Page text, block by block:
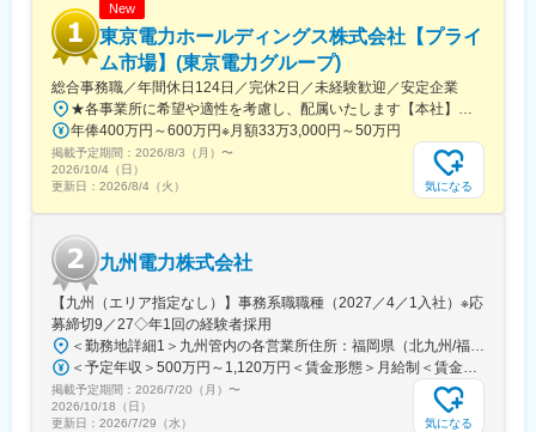
New
東京電力ホールディングス株式会社【プライ
ム市場】(東京電力グループ)
総合事務職／年間休日124日／完休2日／未経験歓迎／安定企業
★各事業所に希望や適性を考慮し、配属いたします【本社】東京都千代田区内幸町1丁目1番3号※屋内原則禁煙（喫煙専用室設置あり）
年俸400万円～600万円※月額33万3,000円～50万円
掲載予定期間： 2026/8/3（月） 〜
2026/10/4（日）
更新日： 2026/8/4（火） 気になる
九州電力株式会社
【九州（エリア指定なし）】事務系職職種（2027／4／1入社）※応
募締切9／27◇年1回の経験者採用
＜勤務地詳細1＞九州管内の各営業所住所：福岡県（北九州/福岡地区）、佐賀県、長崎県、大分県、熊本県、宮崎県、鹿児島県 受動喫煙対策：屋内全面禁煙＜勤務地詳細2＞東京支社住所：東京都千代田区有楽町１-７-１ 有楽町電気ビルヂング北館７階勤務地最寄駅：京浜東北線／有楽町駅受動喫煙対策：屋内全面禁煙変更の範囲：会社の定める事業所（リモートワーク含む）
＜予定年収＞500万円～1,120万円＜賃金形態＞月給制＜賃金内訳＞月額（基本給）：200,000円～450,000円＜月給＞200,000円～450,000円＜昇給有無＞有＜残業手当＞有＜給与補足＞■賞与：年２回（6月、12月）、昇進：能力主義に基づく昇進管理※モデル年収（前年度実績に基づいて算出（時間外20時間程度/月 想定、賞与込み、扶養手当、その他手当含まず））：・33歳・主任クラス 年収：700～760 万円程度・41歳・副長クラス 年収：1,030～1,120 万円程度賃金はあくまでも目安の金額であり、選考を通じて上下する可能性があります。月給(月額)は固定手当を含めた表記です。
掲載予定期間： 2026/7/20（月） 〜
2026/10/18（日）
更新日： 2026/7/29（水） 気になる